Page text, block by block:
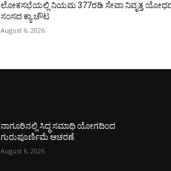
ಲೋಕಸಭೆಯಲ್ಲಿ ನಿಯಮ 377ರಡಿ ಸೇವಾ ನಿವೃತ್ತ
ಸಂಸದ ಕ್ಯಾ.ಚೌಟ
August 6, 2026
ನಾಗೂರಿನಲ್ಲಿ ಸಿದ್ಧ ಸಮಾಧಿ ಯೋಗದಿಂದ
ಗುರುಪೂರ್ಣಿಮೆ ಆಚರಣೆ
August 6, 2026